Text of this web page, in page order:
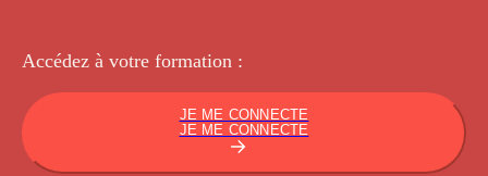
Accédez à votre formation :
JE ME CONNECTE
JE ME CONNECTE